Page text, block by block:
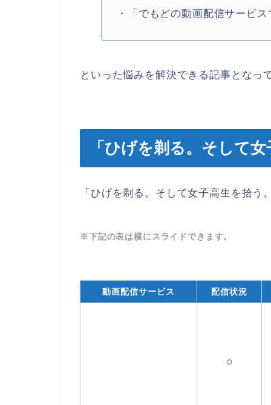
・「でもどの動画配信サービ
といった悩みを解決できる記事となっ
「ひげを剃る。そして
「ひげを剃る。そして女子高生を拾
※下記の表は横にスライドできます。
動画配信サービス 配信状況
○